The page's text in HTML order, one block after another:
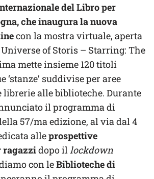
del Libro per
che inaugura la nuova
con la mostra virtuale, aperta
Universe of Storis – Starring: The
mette insieme 120 titoli
‘stanze’ suddivise per aree
librerie alle biblioteche. Durante
il programma di
57/ma edizione, al via dal 4
alleprospettive
ragazzidopo il lockdown
con leBiblioteche di